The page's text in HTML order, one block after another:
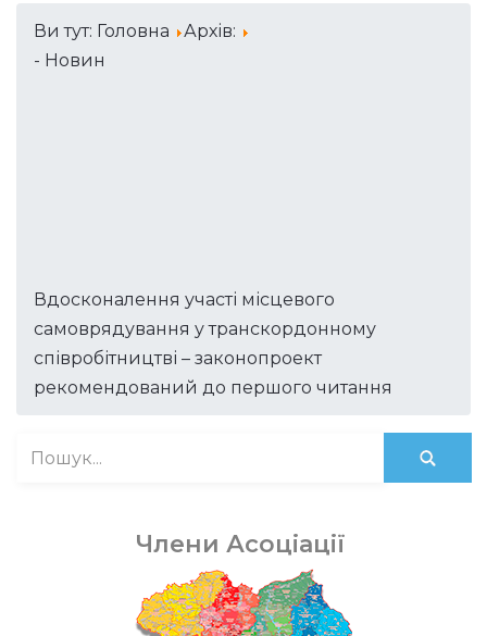
Ви тут: Головна
Архів:
- Новин
Вдосконалення участі місцевого
самоврядування у транскордонному
співробітництві – законопроект
рекомендований до першого читання
Члени Асоціації